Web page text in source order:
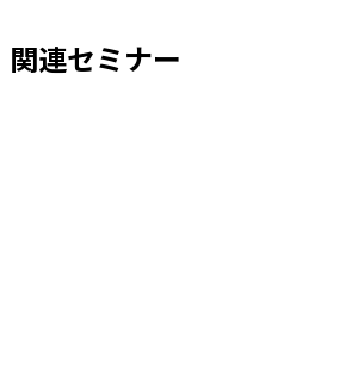
関連セミナー